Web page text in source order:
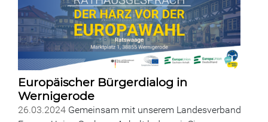
Europäischer Bürgerdialog in
Wernigerode
26.03.2024 Gemeinsam mit unserem Landesverband